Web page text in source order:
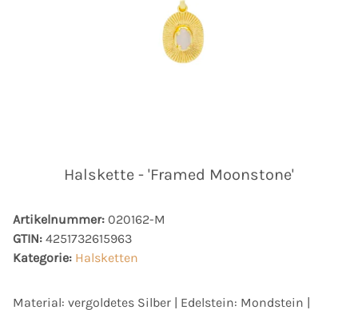
Halskette - 'Framed Moonstone'
Artikelnummer: 020162-M
GTIN: 4251732615963
Kategorie: Halsketten
Material: vergoldetes Silber | Edelstein: Mondstein |